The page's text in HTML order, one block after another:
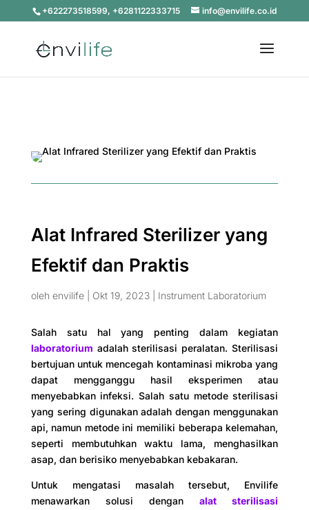
+622273518599, +6281122333715 info@envilife.co.id
Alat Infrared Sterilizer yang
Efektif dan Praktis
oleh envilife| Okt 19, 2023| Instrument Laboratorium
Salah satu hal yang penting dalam kegiatan
laboratorium adalah sterilisasi peralatan. Sterilisasi
bertujuan untuk mencegah kontaminasi mikroba yang
dapat mengganggu hasil eksperimen atau
menyebabkan infeksi. Salah satu metode sterilisasi
yang sering digunakan adalah dengan menggunakan
api, namun metode ini memiliki beberapa kelemahan,
seperti membutuhkan waktu lama, menghasilkan
asap, dan berisiko menyebabkan kebakaran.
Untuk mengatasi masalah tersebut, Envilife
menawarkan solusi denganalat sterilisasi